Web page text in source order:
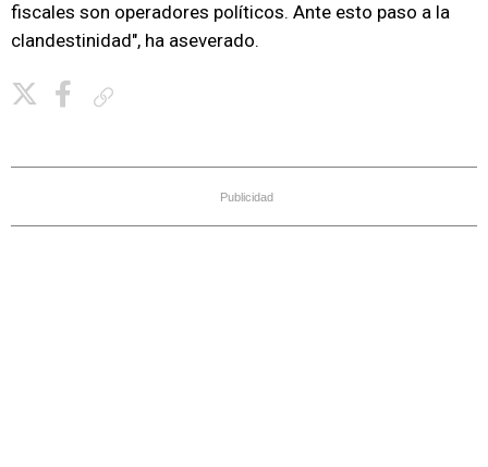
fiscales son operadores políticos. Ante esto paso a la
clandestinidad", ha aseverado.
Publicidad